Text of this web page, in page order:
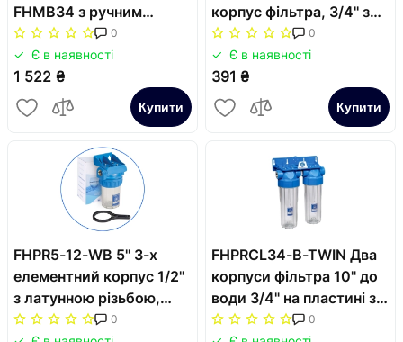
FHMB34 з ручним
промиванням 0
Є в наявності
1 522 ₴
Купити
корпус фільтра, 3/4'' з
латунною різьбою, з
повітряним клапаном.,
пластина,ключ
0
Є в наявності
391 ₴
Купити
FHPR5-12-WB 5'' 3-х
елементний корпус 1/2"
з латунною різьбою,
пластина,ключ
0
FHPRCL34-B-TWIN Два
корпуси фільтра 10" до
води 3/4" на пластині з
ключем
0